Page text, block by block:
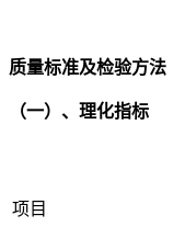
质量标准及检验方法
（一）、理化指标
项目